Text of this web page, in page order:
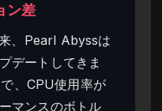
ン差
、Pearl Abyssは
デートしてきま
、CPU使用率が
マンスのボトル